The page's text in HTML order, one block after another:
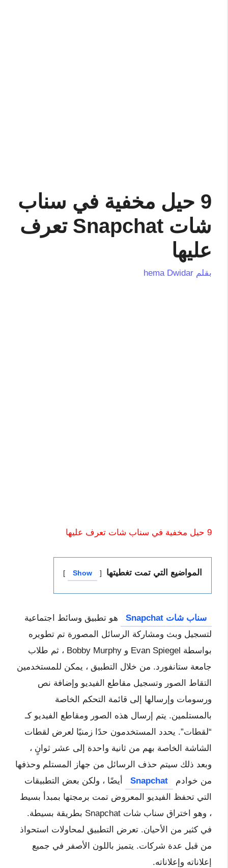
9 حيل مخفية في سناب
شات Snapchat تعرف
عليها
بقلم hema Dwidar
9 حيل مخفية في سناب شات تعرف عليها
المواضيع التي تمت تغطيتها Show
سناب شات Snapchat
هو تطبيق وسائط اجتماعية
لتسجيل وبث ومشاركة الرسائل المصورة تم تطويره
بواسطة Evan Spiegel و Bobby Murphy ، ثم طلاب
جامعة ستانفورد. من خلال التطبيق ، يمكن للمستخدمين
التقاط الصور وتسجيل مقاطع الفيديو وإضافة نص
ورسومات وإرسالها إلى قائمة التحكم الخاصة
بالمستلمين. يتم إرسال هذه الصور ومقاطع الفيديو كـ
“لقطات”. يحدد المستخدمون حدًا زمنيًا لعرض لقطات
الشاشة الخاصة بهم من ثانية واحدة إلى عشر ثوانٍ ،
وبعد ذلك سيتم حذف الرسائل من جهاز المستلم وحذفها
من خوادم
Snapchat
أيضًا ، ولكن بعض التطبيقات
التي تحفظ الفيديو المعروض تمت برمجتها بمبدأ بسيط
، وهو اختراق سناب شات Snapchat بطريقة بسيطة.
في كثير من الأحيان. تعرض التطبيق لمحاولات استحواذ
من قبل عدة شركات. يتميز باللون الأصفر في جميع
إعلاناته وإعلاناته.